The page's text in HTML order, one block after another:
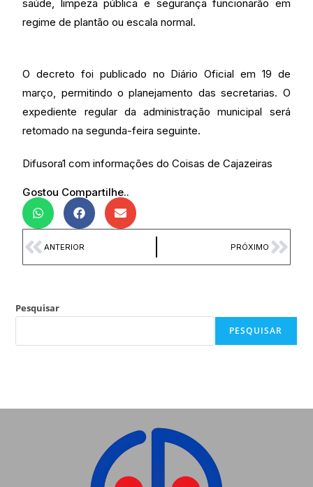
saúde, limpeza pública e segurança funcionarão em
regime de plantão ou escala normal.
O decreto foi publicado no Diário Oficial em 19 de
março, permitindo o planejamento das secretarias. O
expediente regular da administração municipal será
retomado na segunda-feira seguinte.
Difusora1 com informações do Coisas de Cajazeiras
Gostou Compartilhe..
ANTERIOR PRÓXIMO
Pesquisar
PESQUISAR